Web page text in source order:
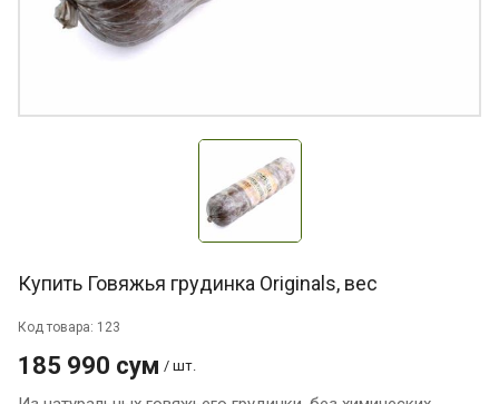
Купить Говяжья грудинка Originals, вес
Код товара: 123
185 990 сум / шт.